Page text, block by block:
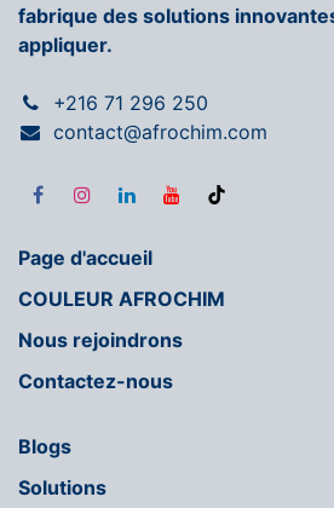
fabrique des solutions
appliquer.
+216 71 296 250
contact@afrochim.com
Page d'accueil
COULEUR AFROCHIM
Nous rejoindrons
Contactez-nous
Blogs
Solutions